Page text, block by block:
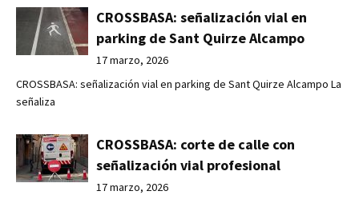
CROSSBASA: señalización vial en
parking de Sant Quirze Alcampo
17 marzo, 2026
CROSSBASA: señalización vial en parking de Sant Quirze Alcampo La
señaliza
CROSSBASA: corte de calle con
señalización vial profesional
17 marzo, 2026